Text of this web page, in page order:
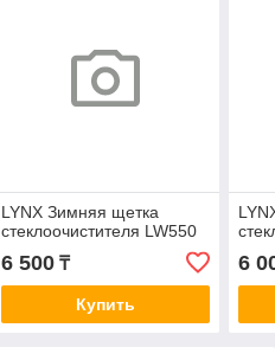
LYNX Зимняя щетка
стеклоочистителя LW550
6 500₸
Купить
6